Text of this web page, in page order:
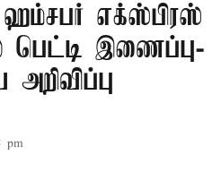
ஹம்சபர் எக்ஸ்பிரஸ்
பெட்டி இணைப்பு-
pm